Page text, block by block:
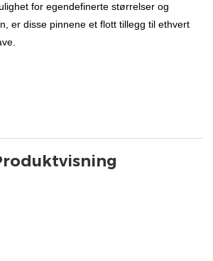
for egendefinerte størrelser og
er disse pinnene et flott tillegg til ethvert